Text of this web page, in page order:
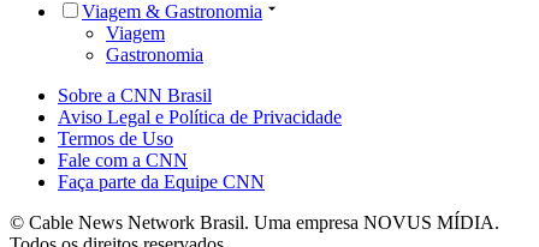
Viagem & Gastronomia
Viagem
Gastronomia
Sobre a CNN Brasil
Aviso Legal e Política de Privacidade
Termos de Uso
Fale com a CNN
Faça parte da Equipe CNN
© Cable News Network Brasil. Uma empresa NOVUS MÍDIA.